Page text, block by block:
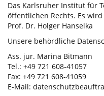
Das Karlsruher Institut für
öffentlichen Rechts. Es
Prof. Dr. Holger Hanselka
Unsere behördliche
Ass. jur. Marina Bitmann
Tel.: +49 721 608-41057
Fax: +49 721 608-41059
E-Mail: